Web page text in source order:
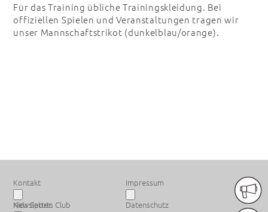
Für das Training übliche Trainingskleidung. Bei
offiziellen Spielen und Veranstaltungen tragen wir
unser Mannschaftstrikot (dunkelblau/orange).
Kontakt
Newsletter
Impressum
Datenschutz
Kids Sports Club